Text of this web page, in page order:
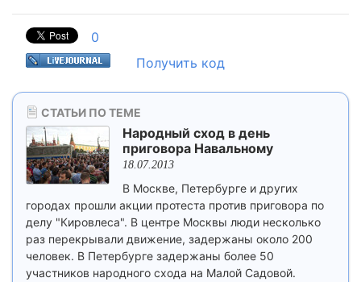
0
Получить код
СТАТЬИ ПО ТЕМЕ
Народный сход в день
приговора Навальному
18.07.2013
В Москве, Петербурге и других
городах прошли акции протеста против приговора по
делу "Кировлеса". В центре Москвы люди несколько
раз перекрывали движение, задержаны около 200
человек. В Петербурге задержаны более 50
участников народного схода на Малой Садовой.